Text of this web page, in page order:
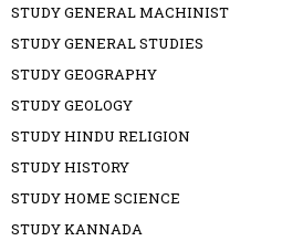
STUDY GENERAL MACHINIST
STUDY GENERAL STUDIES
STUDY GEOGRAPHY
STUDY GEOLOGY
STUDY HINDU RELIGION
STUDY HISTORY
STUDY HOME SCIENCE
STUDY KANNADA